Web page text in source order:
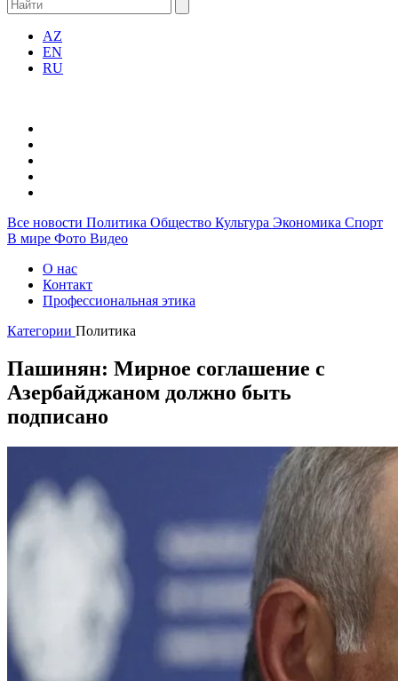
AZ
EN
RU
Все новости Политика Общество Культура Экономика Спорт
В мире Фото Видео
О нас
Контакт
Профессиональная этика
Категории Политика
Пашинян: Мирное соглашение с
Азербайджаном должно быть
подписано